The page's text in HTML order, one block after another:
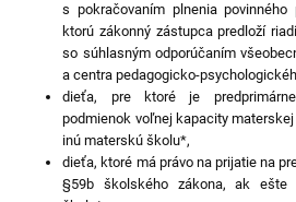
s pokračovaním plnenia povinného
ktorú zákonný zástupca predloží
so súhlasným odporúčaním
a centra pedagogicko-
dieťa, pre ktoré je
podmienok voľnej kapacity
inú materskú školu*,
dieťa, ktoré má právo na prijatie na
§59b školského zákona, ak ešte